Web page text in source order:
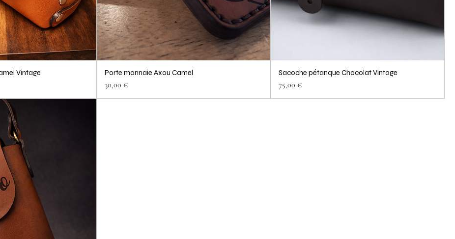
Vintage Porte monnaie Axou Camel
Prix
30,00 €
Sacoche pétanque Chocolat Vintage
Prix
75,00 €